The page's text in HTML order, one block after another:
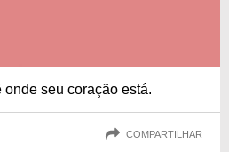
seu coração está.
COMPARTILHAR